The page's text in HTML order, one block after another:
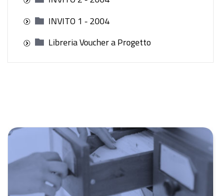
INVITO 1 - 2004
Libreria Voucher a Progetto